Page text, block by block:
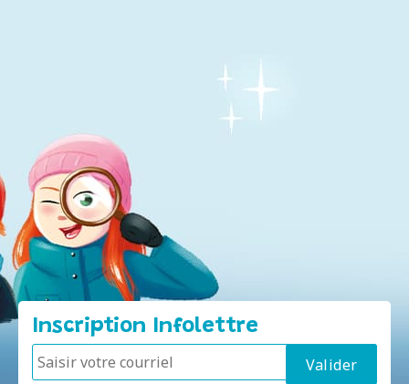
Inscription Infolettre